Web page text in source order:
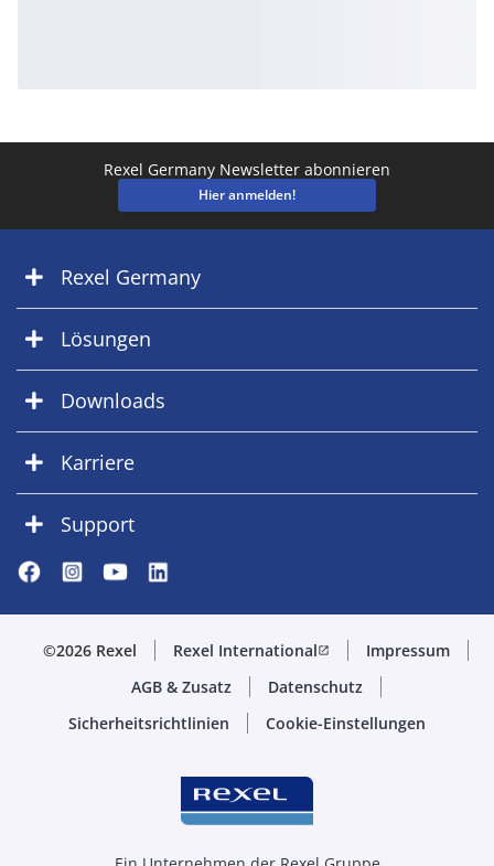
Rexel Germany Newsletter abonnieren
Hier anmelden!
Rexel Germany
Lösungen
Downloads
Karriere
Support
©2026 Rexel Rexel Internationalopen_in_new
Impressum
AGB & Zusatz
Datenschutz
Sicherheitsrichtlinien
Cookie-Einstellungen